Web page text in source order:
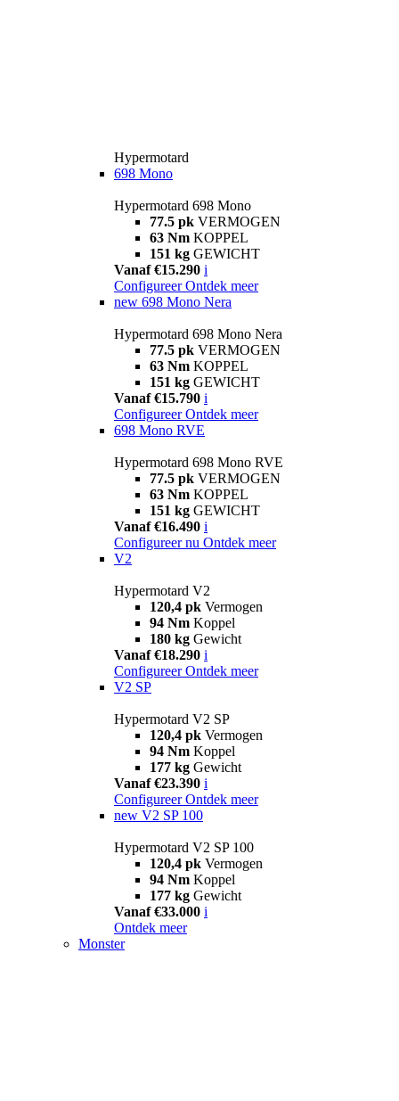
Hypermotard
698 Mono
Hypermotard 698 Mono
77.5 pk VERMOGEN
63 Nm KOPPEL
151 kg GEWICHT
Vanaf €15.290 i
Configureer Ontdek meer
new 698 Mono Nera
Hypermotard 698 Mono Nera
77.5 pk VERMOGEN
63 Nm KOPPEL
151 kg GEWICHT
Vanaf €15.790 i
Configureer Ontdek meer
698 Mono RVE
Hypermotard 698 Mono RVE
77.5 pk VERMOGEN
63 Nm KOPPEL
151 kg GEWICHT
Vanaf €16.490 i
Configureer nu Ontdek meer
V2
Hypermotard V2
120,4 pk Vermogen
94 Nm Koppel
180 kg Gewicht
Vanaf €18.290 i
Configureer Ontdek meer
V2 SP
Hypermotard V2 SP
120,4 pk Vermogen
94 Nm Koppel
177 kg Gewicht
Vanaf €23.390 i
Configureer Ontdek meer
new V2 SP 100
Hypermotard V2 SP 100
120,4 pk Vermogen
94 Nm Koppel
177 kg Gewicht
Vanaf €33.000 i
Ontdek meer
Monster